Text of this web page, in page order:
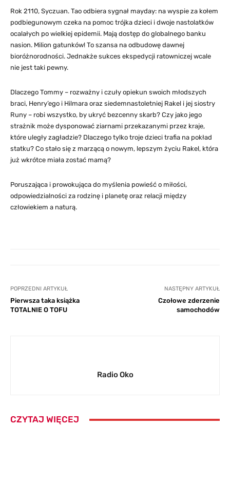
Rok 2110, Syczuan. Tao odbiera sygnał mayday: na wyspie za kołem
podbiegunowym czeka na pomoc trójka dzieci i dwoje nastolatków
ocalałych po wielkiej epidemii. Mają dostęp do globalnego banku
nasion. Milion gatunków! To szansa na odbudowę dawnej
bioróżnorodności. Jednakże sukces ekspedycji ratowniczej wcale
nie jest taki pewny.
Dlaczego Tommy – rozważny i czuły opiekun swoich młodszych
braci, Henry’ego i Hilmara oraz siedemnastoletniej Rakel i jej siostry
Runy – robi wszystko, by ukryć bezcenny skarb? Czy jako jego
strażnik może dysponować ziarnami przekazanymi przez kraje,
które uległy zagładzie? Dlaczego tylko troje dzieci trafia na pokład
statku? Co stało się z marzącą o nowym, lepszym życiu Rakel, która
już wkrótce miała zostać mamą?
Poruszająca i prowokująca do myślenia powieść o miłości,
odpowiedzialności za rodzinę i planetę oraz relacji między
człowiekiem a naturą.
POPRZEDNI ARTYKUŁ
Pierwsza taka książka
TOTALNIE O TOFU
NASTĘPNY ARTYKUŁ
Czołowe zderzenie
samochodów
Radio Oko
CZYTAJ WIĘCEJ